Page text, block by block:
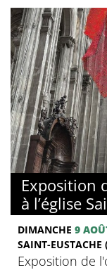
Exposition
à l’église
DIMANCHE 9
SAINT-EUSTACHE
Exposition de